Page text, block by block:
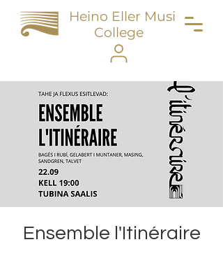
Heino Eller Music
College
Ensemble l'Itinéraire